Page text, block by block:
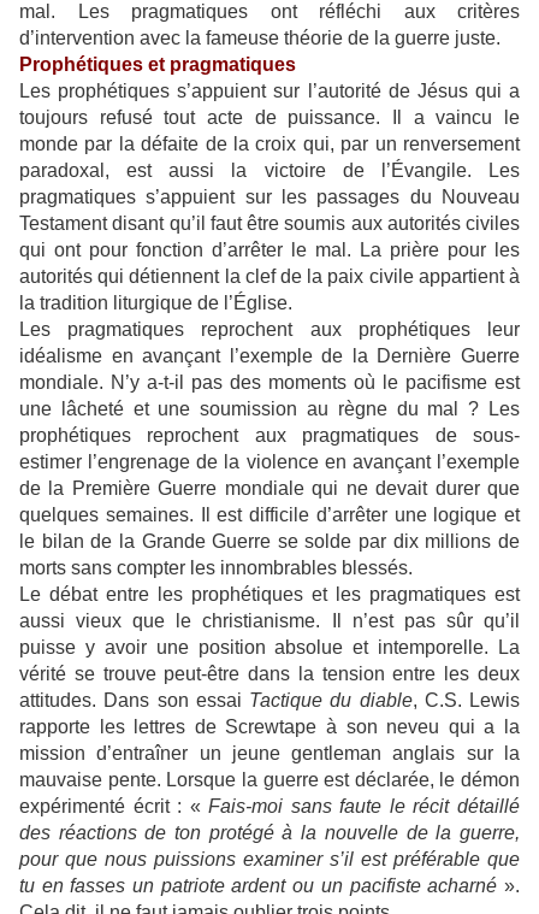
mal. Les pragmatiques ont réfléchi aux critères
d’intervention avec la fameuse théorie de la guerre juste.
Prophétiques et pragmatiques
Les prophétiques s’appuient sur l’autorité de Jésus qui a
toujours refusé tout acte de puissance. Il a vaincu le
monde par la défaite de la croix qui, par un renversement
paradoxal, est aussi la victoire de l’Évangile. Les
pragmatiques s’appuient sur les passages du Nouveau
Testament disant qu’il faut être soumis aux autorités civiles
qui ont pour fonction d’arrêter le mal. La prière pour les
autorités qui détiennent la clef de la paix civile appartient à
la tradition liturgique de l’Église.
Les pragmatiques reprochent aux prophétiques leur
idéalisme en avançant l’exemple de la Dernière Guerre
mondiale. N’y a-t-il pas des moments où le pacifisme est
une lâcheté et une soumission au règne du mal ? Les
prophétiques reprochent aux pragmatiques de sous-
estimer l’engrenage de la violence en avançant l’exemple
de la Première Guerre mondiale qui ne devait durer que
quelques semaines. Il est difficile d’arrêter une logique et
le bilan de la Grande Guerre se solde par dix millions de
morts sans compter les innombrables blessés.
Le débat entre les prophétiques et les pragmatiques est
aussi vieux que le christianisme. Il n’est pas sûr qu’il
puisse y avoir une position absolue et intemporelle. La
vérité se trouve peut-être dans la tension entre les deux
attitudes. Dans son essai Tactique du diable, C.S. Lewis
rapporte les lettres de Screwtape à son neveu qui a la
mission d’entraîner un jeune gentleman anglais sur la
mauvaise pente. Lorsque la guerre est déclarée, le démon
expérimenté écrit : «Fais-moi sans faute le récit détaillé
des réactions de ton protégé à la nouvelle de la guerre,
pour que nous puissions examiner s’il est préférable que
tu en fasses un patriote ardent ou un pacifiste acharné ».